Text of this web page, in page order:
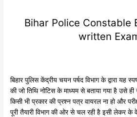
Bihar Police Constable
written
बिहार पुलिस केंद्रीय चयन पर्षद विभाग के द्वारा यह
की जो तिथि नोटिस के माध्यम से बताया गया है उसे ही
किसी भी प्रकार की प्रश्न पत्र वायरल ना हो और
पूरी तैयारी विभाग की ओर से चल रही है इसी लेकर